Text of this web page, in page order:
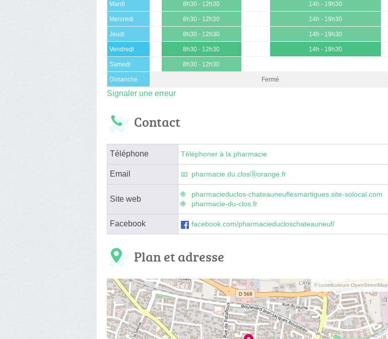
Mardi 8h30 - 12h30 14h - 19h30
Mercredi 8h30 - 12h30 14h - 19h30
Jeudi 8h30 - 12h30 14h - 19h30
Vendredi 8h30 - 12h30 14h - 19h30
Samedi 8h30 - 12h30
Dimanche Fermé
Signaler une erreur
Contact
Téléphone Téléphoner à la pharmacie
Email pharmacie.du.closⓐorange.fr
Site web
pharmacieduclos-chateauneuflesmartigues.site-solocal.com
pharmacie-du-clos.fr
Facebook facebook.com/pharmacieducloschateauneuf/
Plan et adresse
© contributeurs OpenStreetMap